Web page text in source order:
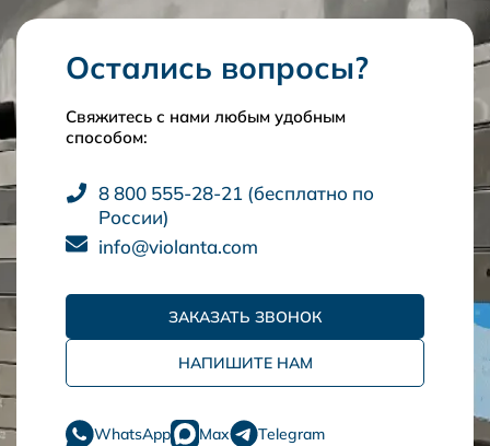
Остались вопросы?
Свяжитесь с нами любым удобным
способом:
8 800 555-28-21 (бесплатно по
России)
info@violanta.com
ЗАКАЗАТЬ ЗВОНОК
НАПИШИТЕ НАМ
WhatsApp Max Telegram